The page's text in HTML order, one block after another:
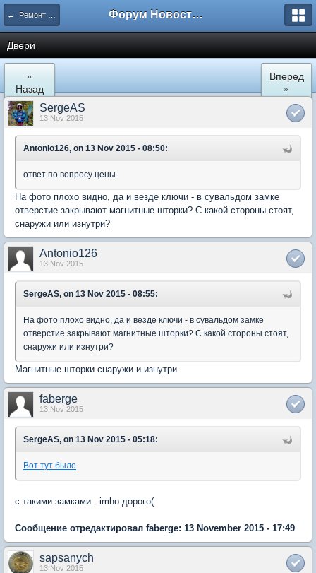
← Ремонт и обустройство Форум Новостройки
Двери
«
Назад
Вперед
»
SergeAS
13 Nov 2015
Antonio126, on 13 Nov 2015 - 08:50:
ответ по вопросу цены
На фото плохо видно, да и везде ключи - в сувальдом замке
отверстие закрывают магнитные шторки? С какой стороны стоят,
снаружи или изнутри?
Antonio126
13 Nov 2015
SergeAS, on 13 Nov 2015 - 08:55:
На фото плохо видно, да и везде ключи - в сувальдом замке
отверстие закрывают магнитные шторки? С какой стороны стоят,
снаружи или изнутри?
Магнитные шторки снаружи и изнутри
faberge
13 Nov 2015
SergeAS, on 13 Nov 2015 - 05:18:
Вот тут было
c такими замками.. imho дорого(
Сообщение отредактировал faberge: 13 November 2015 - 17:49
sapsanych
13 Nov 2015